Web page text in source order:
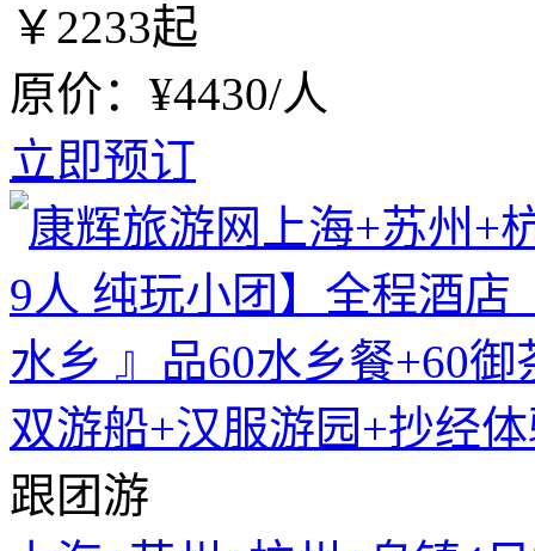
￥2233起
原价：¥4430/人
立即预订
跟团游